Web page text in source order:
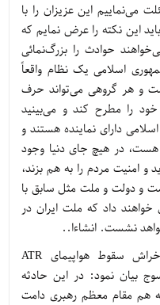
می‌نماییم این عزیزان را با
این نکته را عرض نمایم که
حوادث را بزرگ‌نمائی
اسلامی یک نظام واقعاً
و هر گروهی می‌تواند حرف
را مطرح کند و می‌بینید
دارای نماینده هستند و
هست، در هیچ جای دنیا وجود
و امنیت مردم را به هم بزند،
و دولت و ملت مثل سابق با
خواهند داد که ملت ایران در
نشست. انشاءا..
حاجی‌زاده ضمن تسلیت حادثه دل‌خراش سقوط هواپیمای ATR
بیان نمود: در این حادثه
هم مقام معظم رهبری دامت